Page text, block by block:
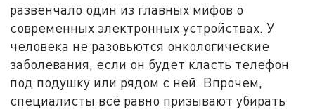
развенчало один из главных мифов о
современных электронных устройствах. У
человека не разовьются онкологические
заболевания, если он будет класть телефон
под подушку или рядом с ней. Впрочем,
специалисты всё равно призывают убирать